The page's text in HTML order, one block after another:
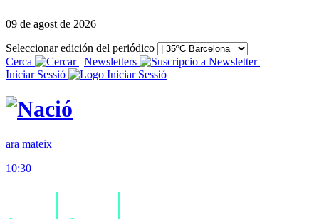
09 de agost de 2026
Seleccionar edición del periódico
Cerca
| Newsletters
|
Iniciar Sessió
ara mateix
10:30